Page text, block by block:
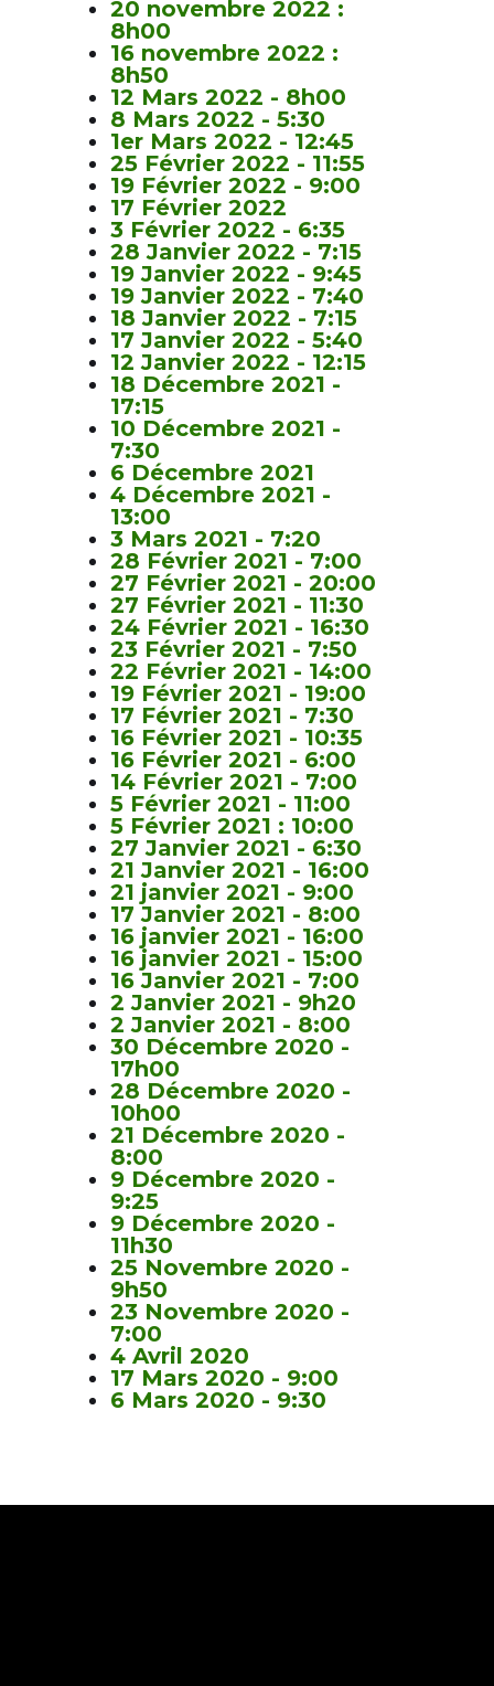
20 novembre 2022 :
8h00
16 novembre 2022 :
8h50
12 Mars 2022 - 8h00
8 Mars 2022 - 5:30
1er Mars 2022 - 12:45
25 Février 2022 - 11:55
19 Février 2022 - 9:00
17 Février 2022
3 Février 2022 - 6:35
28 Janvier 2022 - 7:15
19 Janvier 2022 - 9:45
19 Janvier 2022 - 7:40
18 Janvier 2022 - 7:15
17 Janvier 2022 - 5:40
12 Janvier 2022 - 12:15
18 Décembre 2021 -
17:15
10 Décembre 2021 -
7:30
6 Décembre 2021
4 Décembre 2021 -
13:00
3 Mars 2021 - 7:20
28 Février 2021 - 7:00
27 Février 2021 - 20:00
27 Février 2021 - 11:30
24 Février 2021 - 16:30
23 Février 2021 - 7:50
22 Février 2021 - 14:00
19 Février 2021 - 19:00
17 Février 2021 - 7:30
16 Février 2021 - 10:35
16 Février 2021 - 6:00
14 Février 2021 - 7:00
5 Février 2021 - 11:00
5 Février 2021 : 10:00
27 Janvier 2021 - 6:30
21 Janvier 2021 - 16:00
21 janvier 2021 - 9:00
17 Janvier 2021 - 8:00
16 janvier 2021 - 16:00
16 janvier 2021 - 15:00
16 Janvier 2021 - 7:00
2 Janvier 2021 - 9h20
2 Janvier 2021 - 8:00
30 Décembre 2020 -
17h00
28 Décembre 2020 -
10h00
21 Décembre 2020 -
8:00
9 Décembre 2020 -
9:25
9 Décembre 2020 -
11h30
25 Novembre 2020 -
9h50
23 Novembre 2020 -
7:00
4 Avril 2020
17 Mars 2020 - 9:00
6 Mars 2020 - 9:30